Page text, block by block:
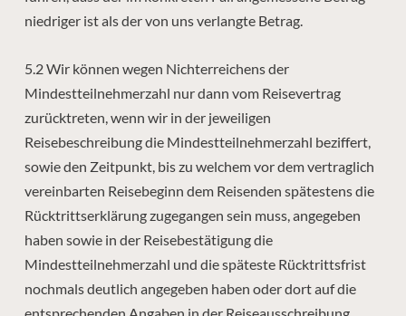
niedriger ist als der von uns verlangte Betrag.
5.2 Wir können wegen Nichterreichens der
Mindestteilnehmerzahl nur dann vom Reisevertrag
zurücktreten, wenn wir in der jeweiligen
Reisebeschreibung die Mindestteilnehmerzahl beziffert,
sowie den Zeitpunkt, bis zu welchem vor dem vertraglich
vereinbarten Reisebeginn dem Reisenden spätestens die
Rücktrittserklärung zugegangen sein muss, angegeben
haben sowie in der Reisebestätigung die
Mindestteilnehmerzahl und die späteste Rücktrittsfrist
nochmals deutlich angegeben haben oder dort auf die